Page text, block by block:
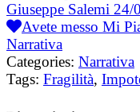
Giuseppe Salemi 24/
Avete messo Mi
Narrativa
Categories: Narrativa
Tags: Fragilità,